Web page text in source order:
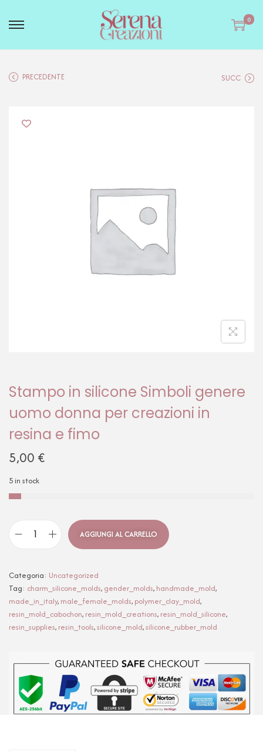
0
PRECEDENTE SUCC
Stampo in silicone Simboli genere
uomo donna per creazioni in
resina e fimo
5,00 €
5 in stock
AGGIUNGI AL CARRELLO
Categoria: Uncategorized
Tag: charm_silicone_molds, gender_molds, handmade_mold,
made_in_italy, male_female_molds, polymer_clay_mold,
resin_mold_cabochon, resin_mold_creations, resin_mold_silicone,
resin_supplies, resin_tools,silicone_mold,silicone_rubber_mold